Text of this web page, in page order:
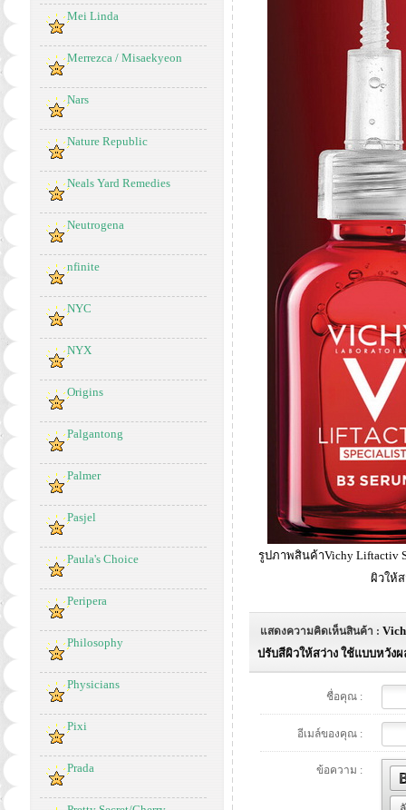
Mei Linda
Merrezca / Misaekyeon
Nars
Nature Republic
Neals Yard Remedies
Neutrogena
nfinite
NYC
NYX
Origins
Palgantong
Palmer
Pasjel
Paula's Choice
Peripera
Philosophy
Physicians
Pixi
Prada
รูปภาพสินค้าVichy Liftactiv
ผิวให้
แสดงความคิดเห็นสินค้า :
ปรับสีผิวให้สว่าง ใช้แบบหวัง
ชื่อคุณ :
อีเมล์ของคุณ :
ข้อความ :